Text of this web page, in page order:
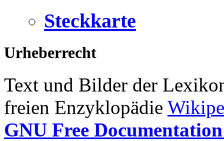
Steckkarte
Urheberrecht
Text und Bilder der
freien Enzyklopädie
GNU Free